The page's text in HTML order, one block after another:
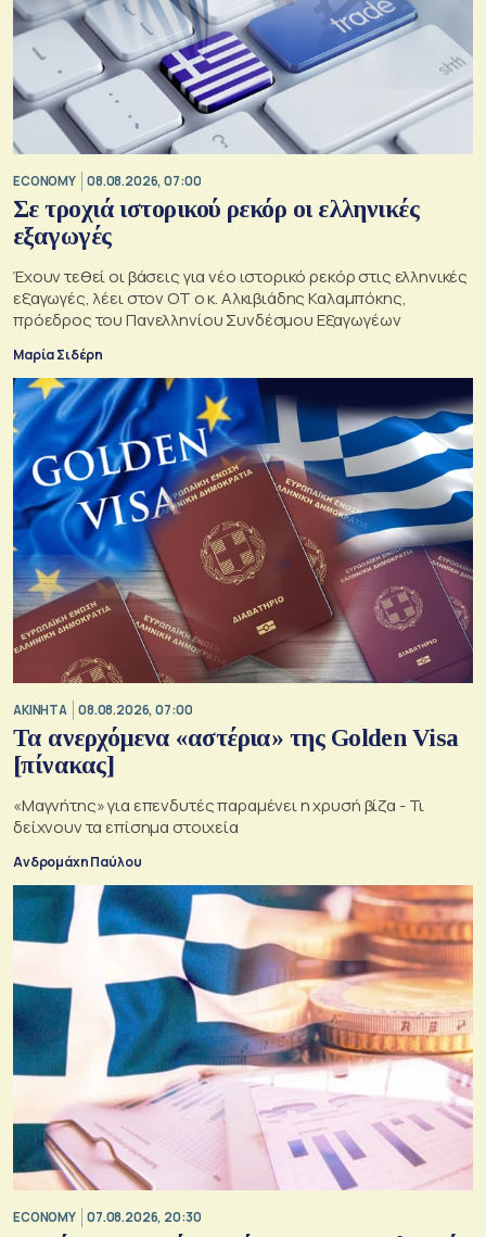
ECONOMY 08.08.2026, 07:00
Σε τροχιά ιστορικού ρεκόρ οι ελληνικές
εξαγωγές
Έχουν τεθεί οι βάσεις για νέο ιστορικό ρεκόρ στις ελληνικές
εξαγωγές, λέει στον ΟΤ ο κ. Αλκιβιάδης Καλαμπόκης,
πρόεδρος του Πανελληνίου Συνδέσμου Εξαγωγέων
Μαρία Σιδέρη
ΑΚΙΝΗΤΑ 08.08.2026, 07:00
Τα ανερχόμενα «αστέρια» της Golden Visa
[πίνακας]
«Μαγνήτης» για επενδυτές παραμένει η χρυσή βίζα - Τι
δείχνουν τα επίσημα στοιχεία
Ανδρομάχη Παύλου
ECONOMY 07.08.2026, 20:30